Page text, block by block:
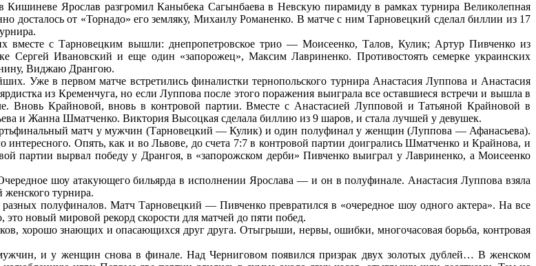
Кишиневе Ярослав разгромил Каныбека Сагынбаева в Невскую пирамиду в рамках турнира Великолепная
досталось от «Торнадо» его земляку, Михаилу Романенко. В матче с ним Тарновецкий сделал биллии из 17
вместе с Тарновецким вышли: днепропетровское трио — Моисеенко, Талов, Кулик; Артур Пивченко из
Сергей Ивановский и еще один «запорожец», Максим Лавриненко. Противостоять семерке украинских
Виджаю Дрангою.
Уже в первом матче встретились финалистки тернопольского турнира Анастасия Луппова и Анастасия
из Кременчуга, но если Луппова после этого поражения выиграла все оставшиеся встречи и вышла в
Вновь Крайновой, вновь в контровой партии. Вместе с Анастасией Лупповой и Татьяной Крайновой в
и Жанна Шматченко. Виктория Высоцкая сделала биллию из 9 шаров, и стала лучшей у девушек.
матч у мужчин (Тарновецкий — Кулик) и один полуфинал у женщин (Луппова — Афанасьева).
Опять, как и во Львове, до счета 7:7 в контровой партии доигрались Шматченко и Крайнова, и
партии вырвал победу у Дрангоя, в «запорожском дерби» Пивченко выиграл у Лавриненко, а Моисеенко
шоу атакующего бильярда в исполнении Ярослава — и он в полуфинале. Анастасия Луппова взяла
турнира.
полуфиналов. Матч Тарновецкий — Пивченко превратился в «очередное шоу одного актера». На все
новый мировой рекорд скорости для матчей до пяти побед.
хорошо знающих и опасающихся друг друга. Отыгрыши, нервы, ошибки, многочасовая борьба, контровая
и у женщин снова в финале. Над Черниговом появился призрак двух золотых дублей… В женском